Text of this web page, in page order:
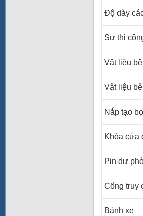
Độ dày
Sự thi
Vật liệu
Vật liệu
Nắp tạo
Khóa cửa
Pin dự
Cổng truy
Bánh xe